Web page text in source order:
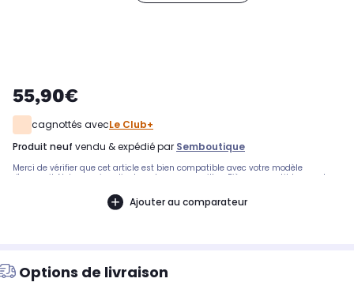
55,90€
cagnottés avecLe Club+
produit neuf vendu & expédié par Semboutique
Merci de vérifier que cet article est bien compatible avec votre modèle
d'appareil. Notre service client peut vous conseiller. .Pièce compatible avec les
COV310N - 3016116005898, COV310CRAjouter au comparateur
Options de livraison